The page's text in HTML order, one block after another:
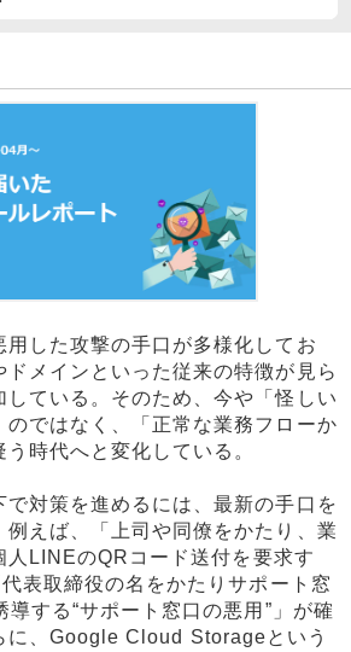
した攻撃の手口が多様化してお
ドメインといった従来の特徴が見ら
している。そのため、今や「怪しい
のではなく、「正常な業務フローか
時代へと変化している。
対策を進めるには、最新の手口を
えば、「上司や同僚をかたり、業
人LINEのQRコード送付を要求す
代表取締役の名をかたりサポート窓
する“サポート窓口の悪用”」が確
に、Google Cloud Storageという